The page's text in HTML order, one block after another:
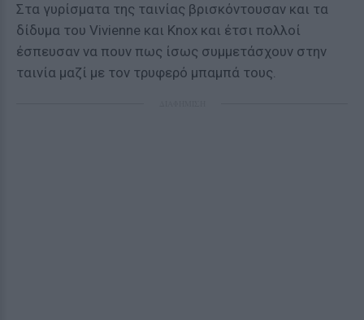
Στα γυρίσματα της ταινίας βρισκόντουσαν και τα
δίδυμα του Vivienne και Knox και έτσι πολλοί
έσπευσαν να πουν πως ίσως συμμετάσχουν στην
ταινία μαζί με τον τρυφερό μπαμπά τους.